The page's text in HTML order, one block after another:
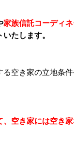
家族信託コーディ
たします。
空き家の立地条
、空き家には空き